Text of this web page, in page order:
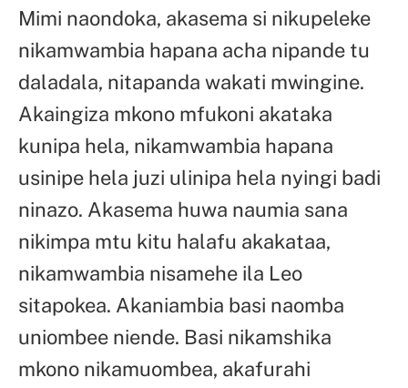
Mimi naondoka, akasema si nikupeleke
nikamwambia hapana acha nipande tu
daladala, nitapanda wakati mwingine.
Akaingiza mkono mfukoni akataka
kunipa hela, nikamwambia hapana
usinipe hela juzi ulinipa hela nyingi badi
ninazo. Akasema huwa naumia sana
nikimpa mtu kitu halafu akakataa,
nikamwambia nisamehe ila Leo
sitapokea. Akaniambia basi naomba
uniombee niende. Basi nikamshika
mkono nikamuombea, akafurahi